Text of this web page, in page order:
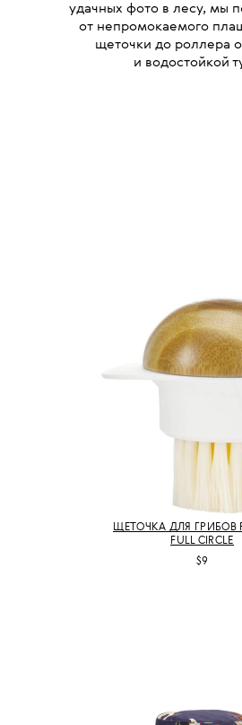
удачных фото в лесу, мы
от непромокаемого
щеточки до роллера
и водостойкой
ЩЕТОЧКА ДЛЯ ГРИБОВ
FULL CIRCLE
$9